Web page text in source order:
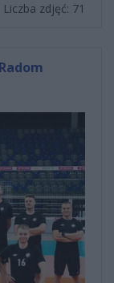
Liczba zdjęć: 71